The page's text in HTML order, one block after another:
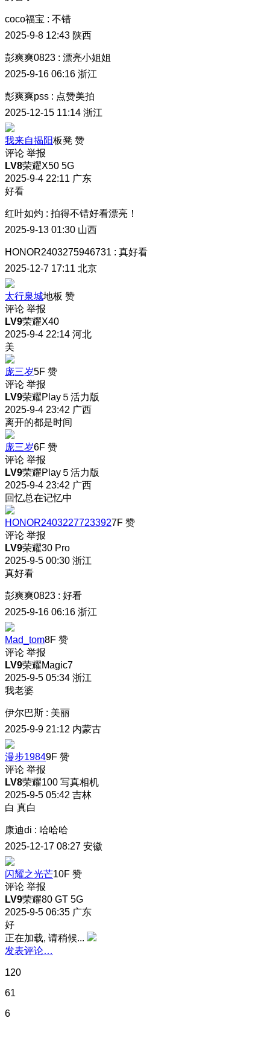
coco福宝 : 不错
2025-9-8 12:43 陕西
彭爽爽0823 : 漂亮小姐姐
2025-9-16 06:16 浙江
彭爽爽pss : 点赞美拍
2025-12-15 11:14 浙江
我来自揭阳板凳 赞
评论 举报
LV8荣耀X50 5G
2025-9-4 22:11 广东
好看
红叶如灼 : 拍得不错好看漂亮！
2025-9-13 01:30 山西
HONOR2403275946731 : 真好看
2025-12-7 17:11 北京
太行泉城地板 赞
评论 举报
LV9荣耀X40
2025-9-4 22:14 河北
美
庞三岁5F 赞
评论 举报
LV9荣耀Play５活力版
2025-9-4 23:42 广西
离开的都是时间
庞三岁6F 赞
评论 举报
LV9荣耀Play５活力版
2025-9-4 23:42 广西
回忆总在记忆中
HONOR24032277233927F 赞
评论 举报
LV9荣耀30 Pro
2025-9-5 00:30 浙江
真好看
彭爽爽0823 : 好看
2025-9-16 06:16 浙江
Mad_tom8F 赞
评论 举报
LV9荣耀Magic7
2025-9-5 05:34 浙江
我老婆
伊尔巴斯 : 美丽
2025-9-9 21:12 内蒙古
漫步19849F 赞
评论 举报
LV8荣耀100 写真相机
2025-9-5 05:42 吉林
白 真白
康迪di : 哈哈哈
2025-12-17 08:27 安徽
闪耀之光芒10F 赞
评论 举报
LV9荣耀80 GT 5G
2025-9-5 06:35 广东
好
正在加载, 请稍候...
发表评论…
120
61
6